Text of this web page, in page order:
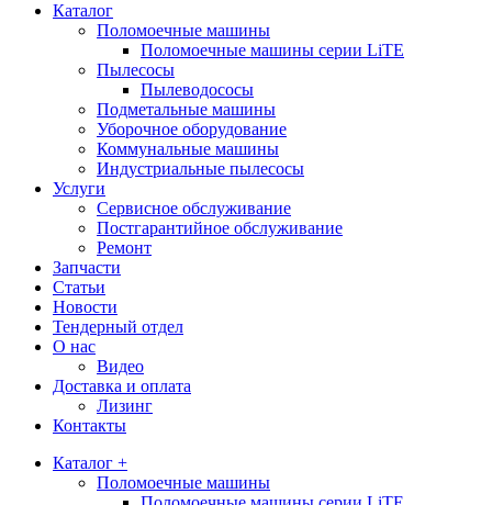
Каталог
Поломоечные машины
Поломоечные машины серии LiTE
Пылесосы
Пылеводососы
Подметальные машины
Уборочное оборудование
Коммунальные машины
Индустриальные пылесосы
Услуги
Сервисное обслуживание
Постгарантийное обслуживание
Ремонт
Запчасти
Статьи
Новости
Тендерный отдел
О нас
Видео
Доставка и оплата
Лизинг
Контакты
Каталог +
Поломоечные машины